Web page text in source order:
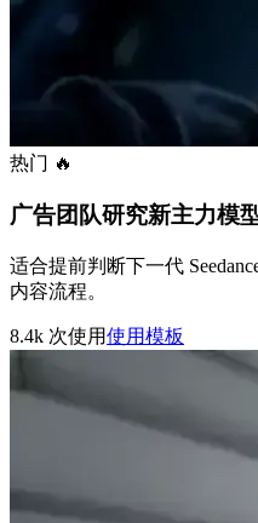
热门 🔥
广告团队研究新主力模
适合提前判断下一代
内容流程。
8.4k 次使用使用模板